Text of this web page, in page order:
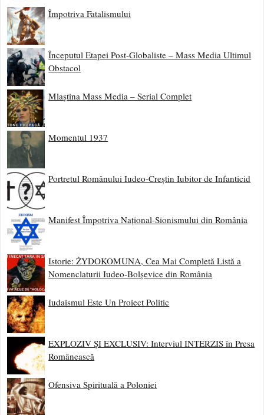
Împotriva Fatalismului
Începutul Etapei Post-Globaliste – Mass Media Ultimul
Obstacol
Mlaștina Mass Media – Serial Complet
Momentul 1937
Portretul Românului Iudeo-Creștin Iubitor de Infanticid
Manifest Împotriva Național-Sionismului din România
Istorie: ŻYDOKOMUNA, Cea Mai Completă Listă a
Nomenclaturii Iudeo-Bolșevice din România
Iudaismul Este Un Proiect Politic
EXPLOZIV ȘI EXCLUSIV: Interviul INTERZIS în Presa
Românească
Ofensiva Spirituală a Poloniei